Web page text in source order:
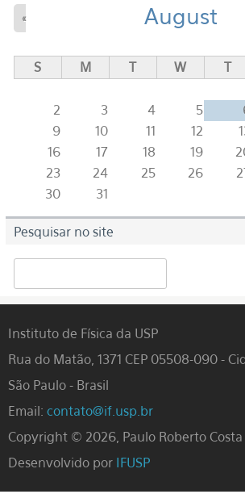
August
«
S M T W T
2
3 4 5
9
10 11 12
16
17 18 19
23
24 25 26
30
31
Pesquisar no site
Instituto de Física da USP
Rua do Matão, 1371 CEP 05508-090 -
São Paulo - Brasil
Email: contato@if.usp.br
Copyright © 2026, Paulo Roberto Costa
Desenvolvido por IFUSP